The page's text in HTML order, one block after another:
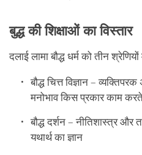
बुद्ध की शिक्षाओं का विस्तार
दलाई लामा बौद्ध धर्म को तीन
बौद्ध चित्त विज्ञान –
मनोभाव किस प्रकार काम
बौद्ध दर्शन – नीतिशास्त्र और
यथार्थ का ज्ञान